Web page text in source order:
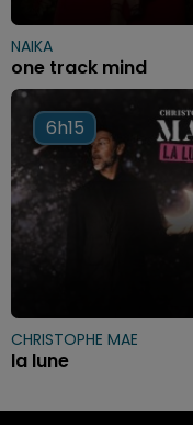
NAIKA
one track mind
6h15
6h15
CHRISTOPHE MAE
la lune